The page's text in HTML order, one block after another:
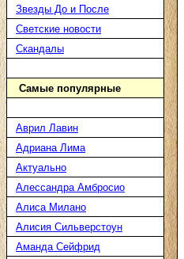
Звезды До и После
Светские новости
Скандалы
Самые популярные
Аврил Лавин
Адриана Лима
Актуально
Алессандра Амбросио
Алиса Милано
Алисия Сильверстоун
Аманда Сейфрид